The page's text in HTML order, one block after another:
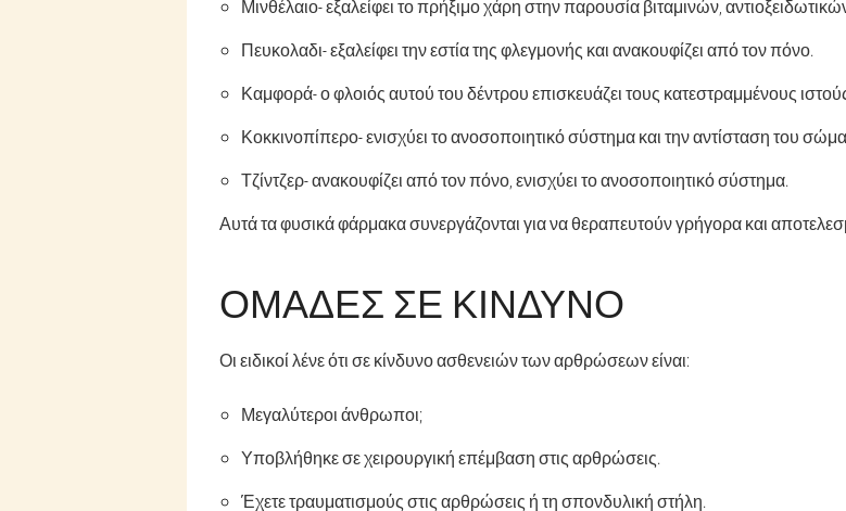
Μινθέλαιο- εξαλείφει το πρήξιμο χάρη στην παρουσία βιταμινών,
Πευκολαδι- εξαλείφει την εστία της φλεγμονής και ανακουφίζει από τον πόνο.
Καμφορά- ο φλοιός αυτού του δέντρου επισκευάζει τους κατεστραμμένους
Κοκκινοπίπερο- ενισχύει το ανοσοποιητικό σύστημα και την αντίσταση του
Τζίντζερ- ανακουφίζει από τον πόνο, ενισχύει το ανοσοποιητικό σύστημα.
Αυτά τα φυσικά φάρμακα συνεργάζονται για να θεραπευτούν γρήγορα και
ΟΜΆΔΕΣ ΣΕ ΚΊΝΔΥΝΟ
Οι ειδικοί λένε ότι σε κίνδυνο ασθενειών των αρθρώσεων είναι:
Μεγαλύτεροι άνθρωποι;
Υποβλήθηκε σε χειρουργική επέμβαση στις αρθρώσεις.
Έχετε τραυματισμούς στις αρθρώσεις ή τη σπονδυλική στήλη.